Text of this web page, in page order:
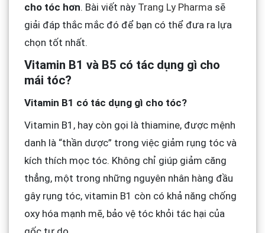
cho tóc hơn. Bài viết này Trang Ly Pharma sẽ
giải đáp thắc mắc đó để bạn có thể đưa ra lựa
chọn tốt nhất.
Vitamin B1 và B5 có tác dụng gì cho
mái tóc?
Vitamin B1 có tác dụng gì cho tóc?
Vitamin B1, hay còn gọi là thiamine, được mệnh
danh là “thần dược” trong việc giảm rụng tóc và
kích thích mọc tóc. Không chỉ giúp giảm căng
thẳng, một trong những nguyên nhân hàng đầu
gây rụng tóc, vitamin B1 còn có khả năng chống
oxy hóa mạnh mẽ, bảo vệ tóc khỏi tác hại của